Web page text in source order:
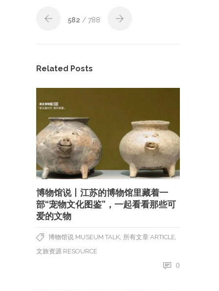
582 / 788
Related Posts
博物馆说丨江苏的博物馆里藏着一
部“宠物文化图鉴”，一起看看那些可
爱的文物
博物馆说 MUSEUM TALK 所有文章 ARTICLE
文旅资源 RESOURCE
0